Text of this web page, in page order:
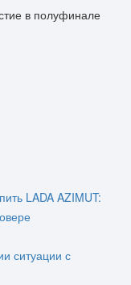
LADA AZIMUT:
ситуации с